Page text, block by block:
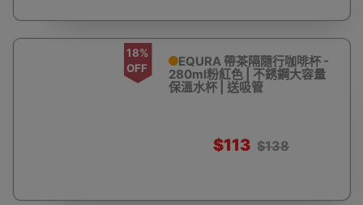
18%
OFF
EQURA 帶茶隔隨行咖啡杯 -
280ml粉紅色 | 不銹鋼大容量
保溫水杯 | 送吸管
$113 $138